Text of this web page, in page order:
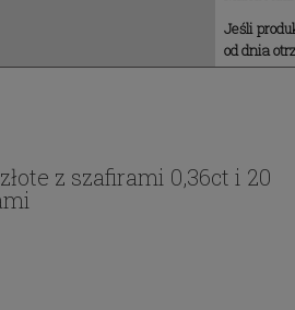
Jeśli
od dnia
z szafirami 0,36ct i 20